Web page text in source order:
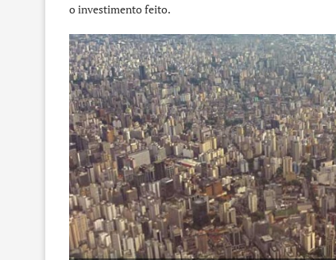
o investimento feito.